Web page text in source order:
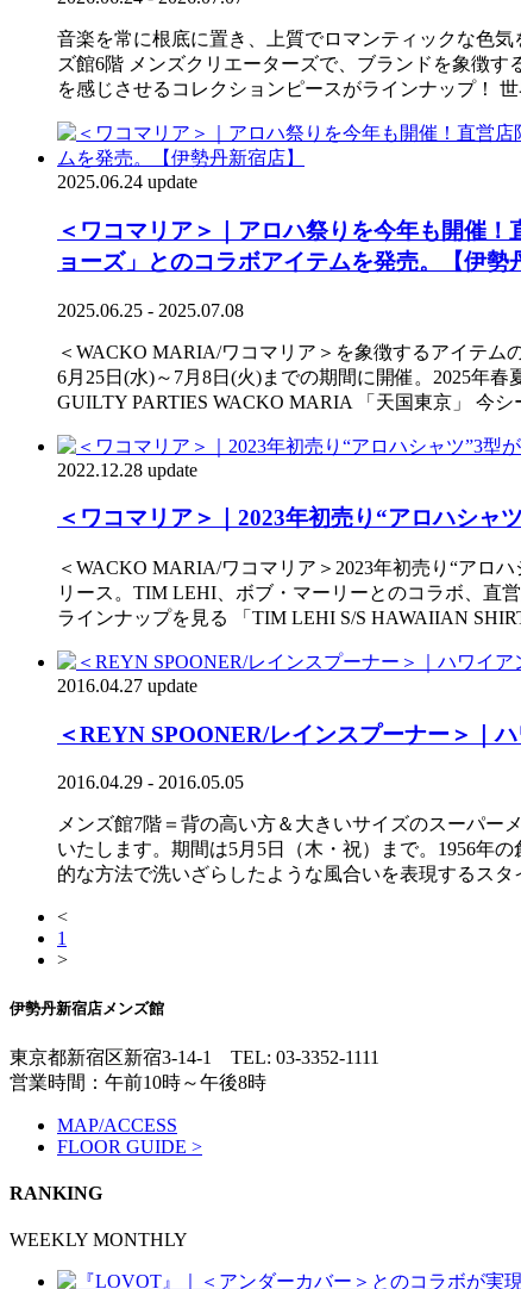
音楽を常に根底に置き、上質でロマンティックな色
ズ館6階 メンズクリエーターズで、ブランドを象徴
を感じさせるコレクションピースがラインナップ！
2025.06.24 update
＜ワコマリア＞｜アロハ祭りを今年も開催
ョーズ」とのコラボアイテムを発売。【伊勢
2025.06.25 - 2025.07.08
＜WACKO MARIA/ワコマリア＞を象徴するアイテム
6月25日(水)～7月8日(火)までの期間に開催。2025年
GUILTY PARTIES WACKO MARIA 「天国東京」 今
2022.12.28 update
＜ワコマリア＞｜2023年初売り“アロハシャ
＜WACKO MARIA/ワコマリア＞2023年初売り“アロ
リース。TIM LEHI、ボブ・マーリーとのコラボ、直
ラインナップを見る 「TIM LEHI S/S HAWAIIAN
2016.04.27 update
＜REYN SPOONER/レインスプーナー＞｜
2016.04.29 - 2016.05.05
メンズ館7階＝背の高い方＆大きいサイズのスーパー
いたします。期間は5月5日（木・祝）まで。1956年
的な方法で洗いざらしたような風合いを表現するス
<
1
>
伊勢丹新宿店メンズ館
東京都新宿区新宿3-14-1 TEL: 03-3352-1111
営業時間：午前10時～午後8時
MAP/ACCESS
FLOOR GUIDE >
RANKING
WEEKLY MONTHLY